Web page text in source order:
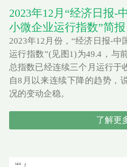
2023年12月“经济日报-
小微企业运行指数”简报
2023年12月份，“经济日报-中
运行指数”(见图1)为49.4，与
总指数已经连续三个月运行于
自8月以来连续下降的趋势，
况的变动企稳。
了解更